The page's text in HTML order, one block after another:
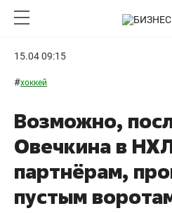
15.04 09:15
#хоккей
Возможно,
Овечкина в
партнёрам,
пустым